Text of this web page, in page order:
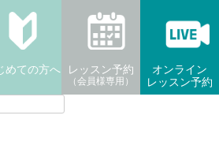
めての方へ
レッスン予約
（会員様専用）
オンライン
レッスン予約